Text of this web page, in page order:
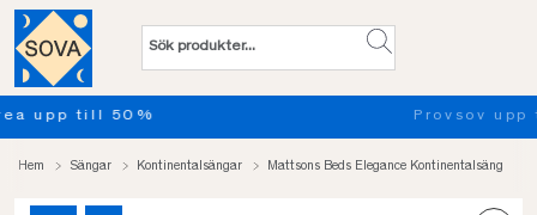
Provsov upp till 100 nätter. Läs mer
Hem Sängar Kontinentalsängar Mattsons Beds Elegance Kontinentalsäng